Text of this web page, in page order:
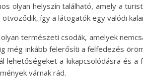
olyan helyszín található, amely a
így a látogatók egy valódi
természeti csodák, amelyek
még inkább felerősíti a felfedezés
lehetőségeket a kikapcsolódásra
várnak rád.